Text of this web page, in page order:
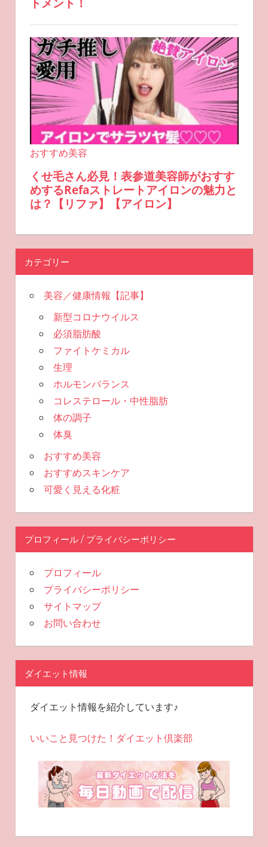
カテゴリー
美容／健康情報【記事】
新型コロナウイルス
必須脂肪酸
ファイトケミカル
生理
ホルモンバランス
コレステロール・中性脂肪
体の調子
体臭
おすすめ美容
おすすめスキンケア
可愛く見える化粧
プロフィール / プライバシーポリシー
プロフィール
プライバシーポリシー
サイトマップ
お問い合わせ
ダイエット情報
ダイエット情報を紹介しています♪
いいこと見つけた！ダイエット倶楽部